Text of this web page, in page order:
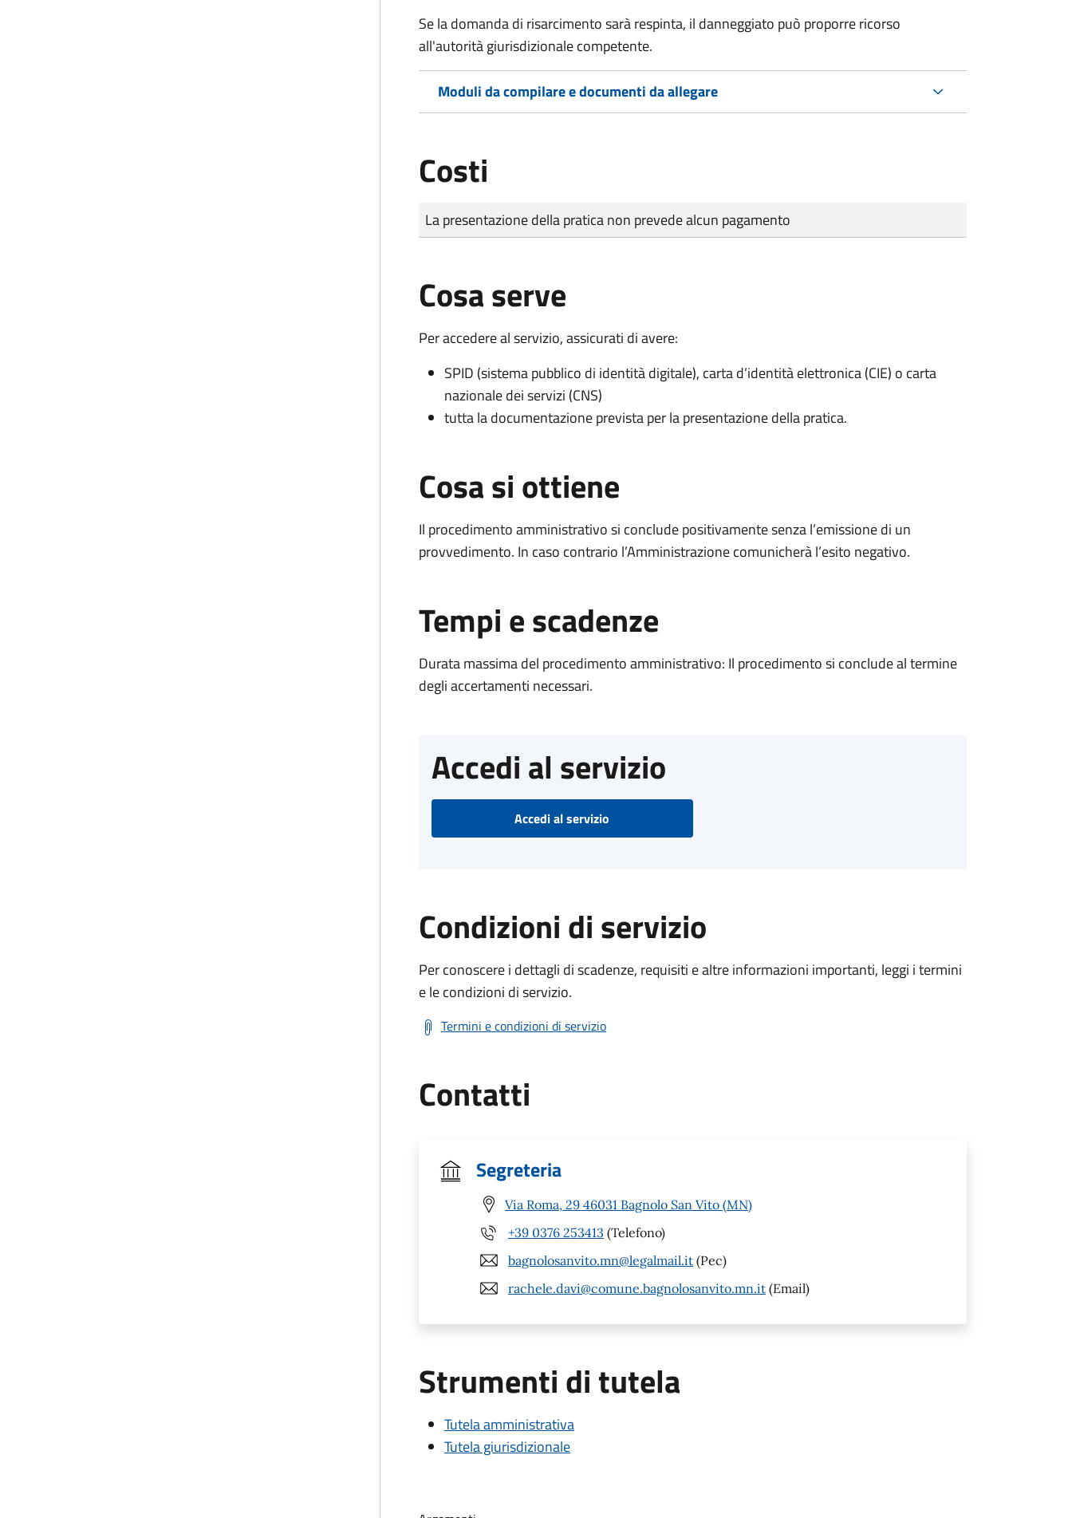
Se la domanda di risarcimento sarà respinta, il danneggiato può proporre ricorso
all'autorità giurisdizionale competente.
Moduli da compilare e documenti da allegare
Costi
Tipo di pagamento
Importo
La presentazione della pratica non prevede alcun pagamento
Cosa serve
Per accedere al servizio, assicurati di avere:
SPID (sistema pubblico di identità digitale), carta d’identità elettronica (CIE) o carta
nazionale dei servizi (CNS)
tutta la documentazione prevista per la presentazione della pratica.
Cosa si ottiene
Il procedimento amministrativo si conclude positivamente senza l’emissione di un
provvedimento. In caso contrario l’Amministrazione comunicherà l’esito negativo.
Tempi e scadenze
Durata massima del procedimento amministrativo: Il procedimento si conclude al termine
degli accertamenti necessari.
Accedi al servizio
Accedi al servizio
Condizioni di servizio
Per conoscere i dettagli di scadenze, requisiti e altre informazioni importanti, leggi i termini
e le condizioni di servizio.
Termini e condizioni di servizio
Contatti
Segreteria
Via Roma, 29 46031 Bagnolo San Vito (MN)
+39 0376 253413 (Telefono)
bagnolosanvito.mn@legalmail.it (Pec)
rachele.davi@comune.bagnolosanvito.mn.it (Email)
Strumenti di tutela
Tutela amministrativa
Tutela giurisdizionale